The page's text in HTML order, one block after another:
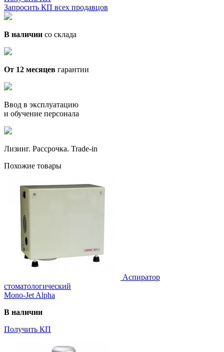
Запросить КП всех продавцов
В наличии со склада
От 12 месяцев гарантии
Ввод в эксплуатацию
и обучение персонала
Лизинг. Рассрочка. Trade-in
Похожие товары
Аспиратор
стоматологический
Mono-Jet Alpha
В наличии
Получить КП